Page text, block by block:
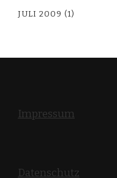
JULI 2009 (1)
Impressum
Datenschutz